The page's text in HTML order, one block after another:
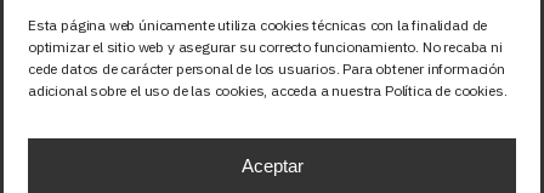
Esta página web únicamente utiliza cookies técnicas con la finalidad de
optimizar el sitio web y asegurar su correcto funcionamiento. No recaba ni
cede datos de carácter personal de los usuarios. Para obtener información
adicional sobre el uso de las cookies, acceda a nuestra Política de cookies.
Aceptar
Síguenos
Facebook
X (Twitter)
Instagram